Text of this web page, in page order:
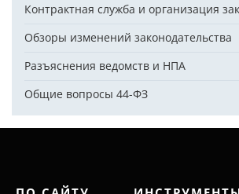
Контрактная служба и организация
Обзоры изменений законодательства
Разъяснения ведомств и НПА
Общие вопросы 44-ФЗ